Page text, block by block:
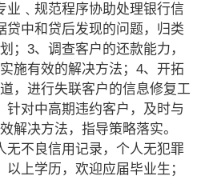
业﹑规范程序协助处理银行信
贷中和贷后发现的问题，归类
；3、调查客户的还款能力，
施有效的解决方法；4、开拓
，进行失联客户的信息修复工
针对中高期违约客户，及时与
解决方法，指导策略落实。
无不良信用记录，个人无犯罪
上学历，欢迎应届毕业生；